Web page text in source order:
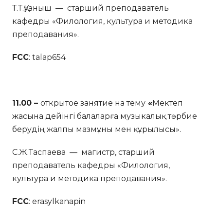
Т.Т.Қуаныш — старший преподаватель
кафедры «Филология, культура и методика
преподавания».
FCC: talap654
11.00 – открытое занятие на тему «Мектеп
жасына дейінгі балаларға музыкалық тәрбие
берудің жалпы мазмұны мен құрылысы».
C.Ж.Таспаева — магистр, старший
преподаватель кафедры «Филология,
культура и методика преподавания».
FCC: erasylkanapin